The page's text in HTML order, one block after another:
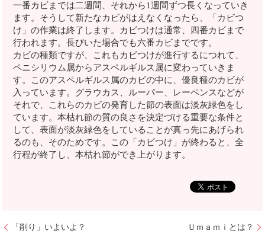
一番カビまでは二週間、それから1週間ずつ長くなっていき
ます。そうして新たなカビがはえなくなったら、「カビつ
け」の作業は終了します。カビつけは通常、四番カビまで
行われます。長びいた場合でも六番カビまでです。
カビの種類ですが、これもカビつけが進行するにつれて、
ペニシリウム属からアスペルギルス属に変わっていきま
す。このアスペルギルス属のカビの中に、優良種のカビが
入っています。グラウカス、ルーパー、レーペンスなどが
それで、これらのカビの発育した節の表面は淡灰緑色をし
ています。本枯れ節の質の良さを決定づける重要な条件と
して、表面が淡灰緑色をしていることが真っ先にあげられ
るのも、そのためです。この「カビつけ」が終わると、全
行程が終了し、本枯れ節ができ上がります。
「削り」いよいよ？ Ｕｍａｍｉとは？